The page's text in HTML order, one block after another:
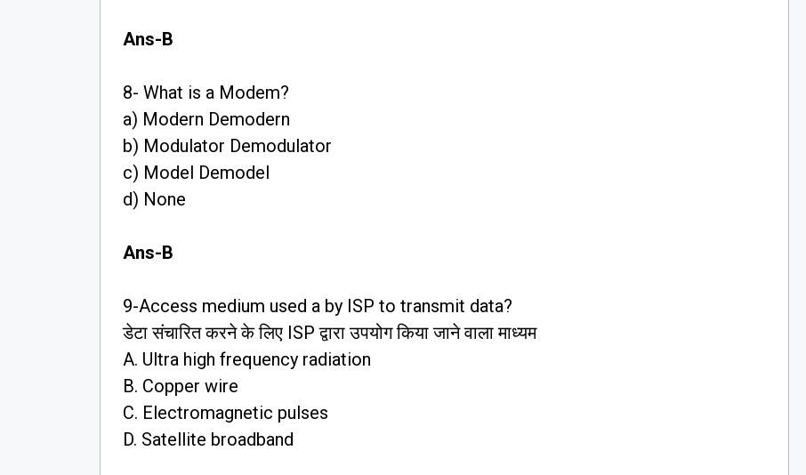
Ans-B
8- What is a Modem?
a) Modern Demodern
b) Modulator Demodulator
c) Model Demodel
d) None
Ans-B
9-Access medium used a by ISP to transmit data?
डेटा संचारित करने के लिए ISP द्वारा उपयोग किया जाने वाला माध्यम
A. Ultra high frequency radiation
B. Copper wire
C. Electromagnetic pulses
D. Satellite broadband